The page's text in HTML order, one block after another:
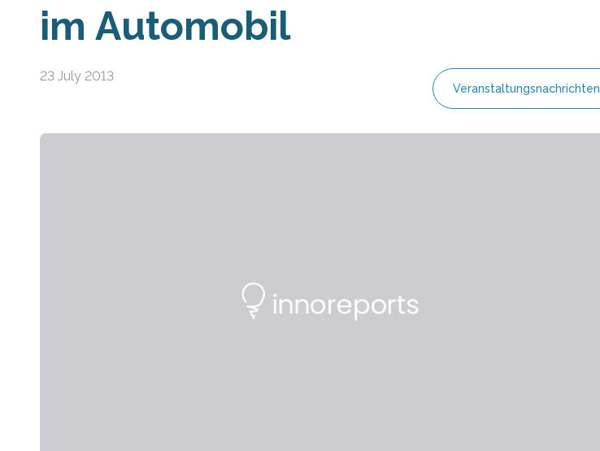
im Automobil
23 July 2013
Veranstaltungsnachrichten